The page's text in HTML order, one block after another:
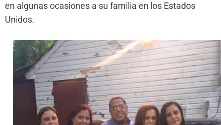
en algunas ocasiones a su familia en los Estados
Unidos.